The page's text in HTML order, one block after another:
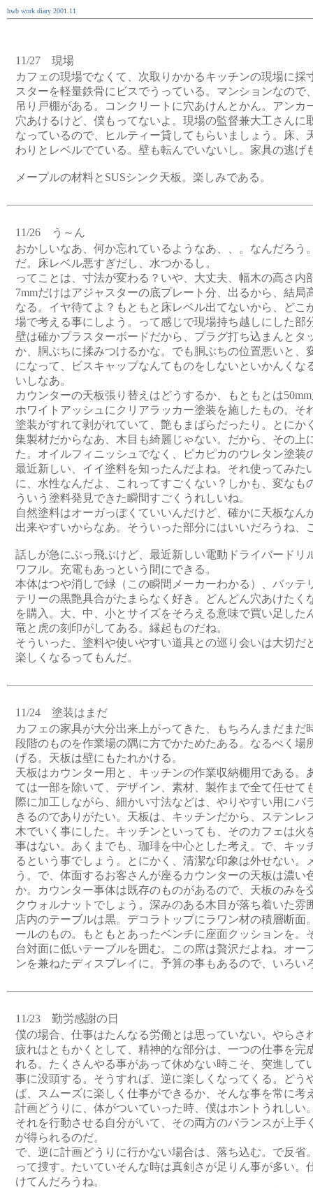
hwb work diary 2001.11
11/27 現場
カフェの現場でなくて、次取りかかるキッチンの現場に採
スターを軽量鉄骨にビスでうっている。マンションなので
吊り戸棚がある。コンクリートに穴あけんとかん。アンカ
穴あけるけど、僕もってないよ。現場の監督兼大工さんに
なっているので、ヒルティー貸してもらいましょう。床、
わりとレベルでている。壁も転んでいないし。家具の逃げ
メープルの材料とSUSシンク天板。楽しみである。
11/26 う～ん
おかしいなあ、何か忘れているようなあ、、。なんだろう
だ。床レベル悪すぎだし、水つかるし。
ってことは、寸法が変わる？いや、大丈夫、幅木の高さ内
7mmだけはアジャスターの底プレート分、出るから、結局
なる。イヤ待てよ？もともと床レベル出てないから、どこ
場で考える事にしよう。って感じで現場持ち越しにした部
壁は確かプラスターボードだから、プラグ打ち込まんとタ
か、胴ぶちに揉みつけるかな。でも胴ぶちの位置悪いと、
になって、ビスキャップなんてものをしないといかんくな
いしなあ。
カウンターの天板張り替えはどうするか、もともとは
ホワイトアッシュにクリアラッカー塗装を施したもの。そ
塗装がすれて剥がれていて、艶もまばらだったり。とにか
集製材だからなあ、木目も綺麗じゃない。だから、その上
た。オイルフィニッシュでなく、ピカピカのウレタン塗装
最近新しい、イイ塗料を知ったんだよね。それ使ってみた
に、水性なんだよ、これってすごくない？しかも、変なも
ういう塗料発見できた瞬間すごくうれしいね。
自然塗料はオーガっぽくていいんだけど、確かに天板なん
出来やすいからなあ。そういった部分にはいいだろうね、
話しが急にぶっ飛ぶけど、最近新しい電動ドライバードリ
ワフル。充電もあっという間にできる。
本体はつや消しで緑（この瞬間メーカーわかる）、バッテ
テリーの黒艶具合がたまらなく好き。どんどん穴あけたく
を購入。大、中、小とサイズをそろえる意味で買い足した
竜と虎の刻印がしてある。縁起ものだね。
そういった、塗料や使いやすい道具との巡り会いは大切だ
楽しくなるってもんだ。
11/24 塗装はまだ
カフェの家具が大分出来上がってきた、もちろんまだまだ
段階のものを作業場の隅に方でかためたある。なるべく場
げる。天板は壁にもたれかける。
天板はカウンター用と、キッチンの作業収納棚用である。
ては一部を除いて、デザイン、素材、製作まで全て任せて
際に加工しながら、細かい寸法などは、やりやすい用にバ
きるのでありがたい。天板は、キッチンだから、ステンレ
木でいく事にした。キッチンといっても、そのカフェは火
事はない。あくまでも、珈琲を中心とした考え。で、キッ
るという事でしょう。とにかく、清潔な印象は外せない。
う。で、体面するお客さんが座るカウンターの天板は濃い
か。カウンター事体は既存のものがあるので、天板のみを
クウォルナットでしょう。深みのある木目が落ち着いた雰
店内のテーブルは黒。デコラトップにラワン材の積層断面
ールのもの。もともとあったベンチに座面クッションを。
台対面に低いテーブルを囲む。この席は贅沢だよね。オー
ンを兼ねたディスプレイに。予算の事もあるので、いろい
11/23 勤労感謝の日
僕の場合、仕事はたんなる労働とは思っていない。やらさ
疲れはともかくとして、精神的な部分は、一つの仕事を完
れる。たくさんやる事があって休めない時こそ、突進して
事に没頭する。そうすれば、逆に楽しくなってくる。どう
ば、スムーズに楽しく仕事ができるか、そんな事を常に考
計画どうりに、体がついていった時、僕はホントうれしい
それを行動させる自分がいて、その両方のバランスが上手
が得られるのだ。
で、逆に計画どうりに行かない場合は、落ち込む。で反省
って捜す。たいていそんな時は真剣さが足りん事が多い。
けてんだろうね。